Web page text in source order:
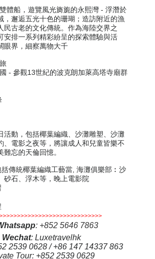
體船，遊覽風光旖旎的永熙灣 - 浮潛於
，邂逅五光十色的珊瑚；造訪附近的漁
民古老的文化傳統。作為海陸交界之
安排一系列精彩紛呈的探索體驗與活
眼界，細察萬物大千
- 參觀13世紀的波克朗加萊高塔寺廟群
活動，包括椰葉編織、沙灘雕塑、沙灘
、電影之夜等，將讓成人和兒童皆樂不
難忘的天倫回憶。
傳統椰葉編織工藝當, 海灘俱樂部︰沙
砂石、浮木等，晚上電影院
: +852 5646 7863
Wechat: Luxetravelhk
2539 0628 / +86 147 14337 863
Tour: +852 2539 0629